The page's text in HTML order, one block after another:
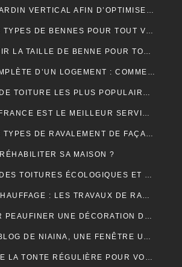
AMÉNAGER UN JARDIN VERTICAL AFIN D’OPTIMISER L’UTILISATION DE L’ESPACE EXTÉRIEUR.
LES DIFFÉRENTS TYPES DE BENNES POUR TOUT VENANT DISPONIBLES
COMMENT CHOISIR LA TAILLE DE BENNE POUR TOUT VENANT ?
RÉNOVATION COMPLÈTE D’UN LOGEMENT : COMMENT PROCÉDER ?
LES MATÉRIAUX DE TOITURE LES PLUS POPULAIRES ET LEURS CARACTÉRISTIQUES
POURQUOI IPTV FRANCE EST LE MEILLEUR SERVICE D’ABONNEMENT IPTV ?
LES DIFFÉRENTS TYPES DE RAVALEMENT DE FAÇADE
SA MAISON ?
LES AVANTAGES DES TOITURES ÉCOLOGIQUES ET DURABLES
ENTRETIEN DE CHAUFFAGE : LES TRAVAUX DE RAMONAGE EN DÉTAIL
6 ASTUCES POUR PEAUFINER UNE DÉCORATION DE MARIAGE
DÉCOUVREZ LE BLOG DE NIAINA, UNE FENÊTRE UNIQUE SUR MADAGASCAR
LES BIENFAITS DE LA TONTE RÉGULIÈRE POUR VOTRE PELOUSE